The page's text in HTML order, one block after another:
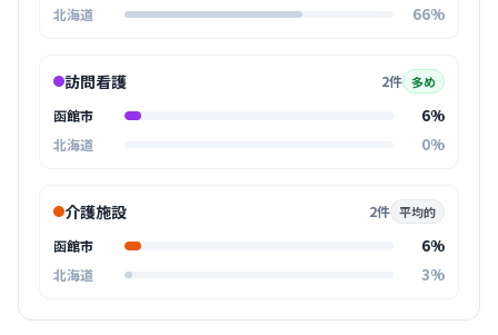
北海道 66%
訪問看護 2件 多め
函館市 6%
北海道 0%
介護施設 2件 平均的
函館市 6%
北海道 3%